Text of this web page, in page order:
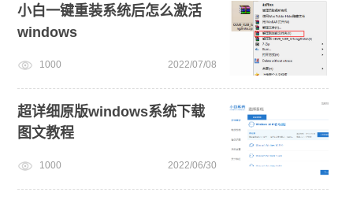
小白一键重装系统后怎么激活
windows
1000 2022/07/08
超详细原版windows系统下载
图文教程
1000 2022/06/30